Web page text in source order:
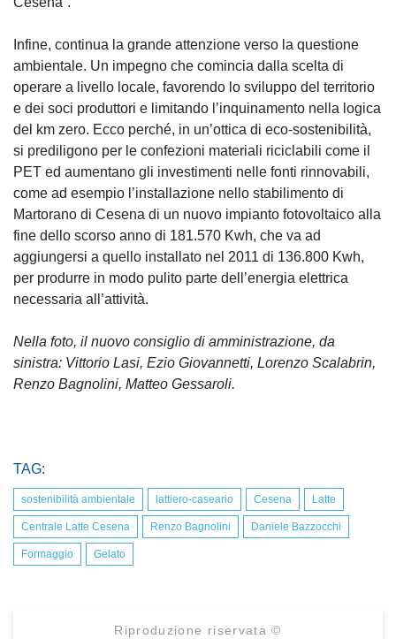
Infine, continua la grande attenzione verso la questione
ambientale. Un impegno che comincia dalla scelta di
operare a livello locale, favorendo lo sviluppo del territorio
e dei soci produttori e limitando l’inquinamento nella logica
del km zero. Ecco perché, in un’ottica di eco-sostenibilità,
si prediligono per le confezioni materiali riciclabili come il
PET ed aumentano gli investimenti nelle fonti rinnovabili,
come ad esempio l’installazione nello stabilimento di
Martorano di Cesena di un nuovo impianto fotovoltaico alla
fine dello scorso anno di 181.570 Kwh, che va ad
aggiungersi a quello installato nel 2011 di 136.800 Kwh,
per produrre in modo pulito parte dell’energia elettrica
necessaria all’attività.
Nella foto, il nuovo consiglio di amministrazione, da
sinistra: Vittorio Lasi, Ezio Giovannetti, Lorenzo Scalabrin,
Renzo Bagnolini, Matteo Gessaroli.
TAG:
sostenibilità ambientale lattiero-caseario Cesena Latte
Centrale Latte Cesena Renzo Bagnolini Daniele Bazzocchi
Formaggio Gelato
Riproduzione riservata ©